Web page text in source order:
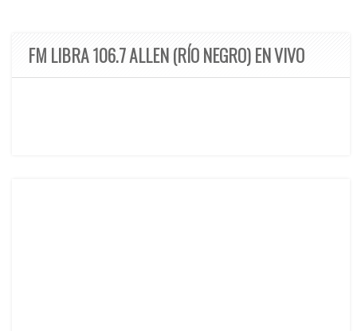
FM LIBRA 106.7 ALLEN (RÍO NEGRO) EN VIVO